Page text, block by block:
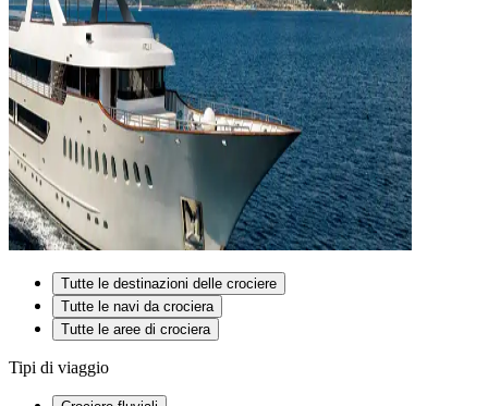
Tutte le destinazioni delle crociere
Tutte le navi da crociera
Tutte le aree di crociera
Tipi di viaggio